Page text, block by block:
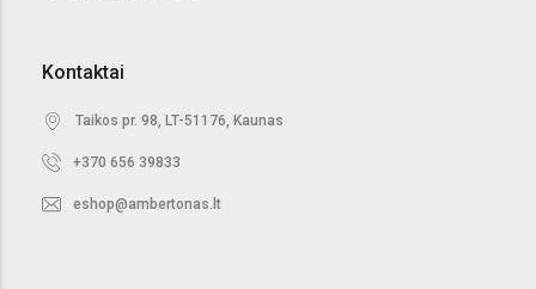
Kontaktai
Taikos pr. 98, LT-51176, Kaunas
+370 656 39833
eshop@ambertonas.lt